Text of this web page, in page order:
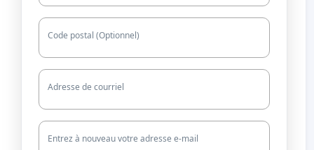
Code postal (Optionnel)
Adresse de courriel
Entrez à nouveau votre adresse e-mail